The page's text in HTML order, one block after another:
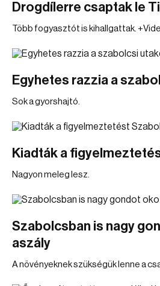
Drogdílerre csaptak le
Több fogyasztót is kihallgattak.
Egyhetes razzia a
Sok a gyorshajtó.
Kiadták a
Nagyon meleg lesz.
Szabolcsban is nagy
aszály
A növényeknek szükségük lenne a